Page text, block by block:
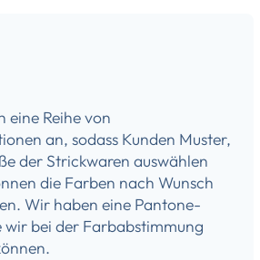
eine Reihe von
an, sodass Kunden Muster,
der Strickwaren auswählen
die Farben nach Wunsch
Wir haben eine Pantone-
wir bei der Farbabstimmung